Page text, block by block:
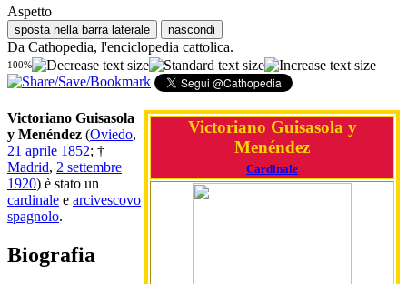
Aspetto
sposta nella barra laterale nascondi
Da Cathopedia, l'enciclopedia cattolica.
100%
Victoriano Guisasola y
Menéndez
Cardinale
Victoriano Guisasola
y Menéndez (Oviedo,
21 aprile 1852; †
Madrid, 2 settembre
1920) è stato un
cardinale e arcivescovo
spagnolo.
Biografia